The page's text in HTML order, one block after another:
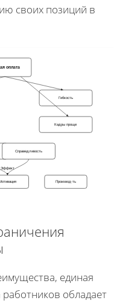
своих позиций в
оплата
Гибкость
Кадры проще
Справедливость
Производ-ть
Эффект
единая
обладает